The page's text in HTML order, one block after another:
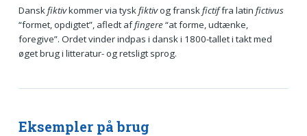
Danskfiktivkommer via tyskfiktivog franskfictiffra latin fictivus
“formet, opdigtet”, afledt affingere“at forme, udtænke,
foregive”. Ordet vinder indpas i dansk i 1800-tallet i takt med
øget brug i litteratur- og retsligt sprog.
Eksempler på brug